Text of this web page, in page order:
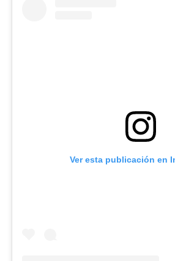
Ver esta publicación en